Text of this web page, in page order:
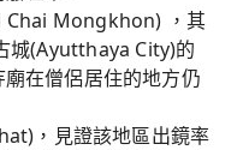
Chai Mongkhon) ，其
城(Ayutthaya City)的
在僧侶居住的地方仍
)，見證該地區出鏡率